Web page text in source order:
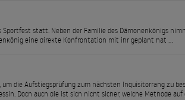
Sportfest statt. Neben der Familie des Dämonenkönigs
eine direkte Konfrontation mit ihr geplant hat …
um die Aufstiegsprüfung zum nächsten Inquisitorrang zu
Doch auch die ist sich nicht sicher, welche Methode